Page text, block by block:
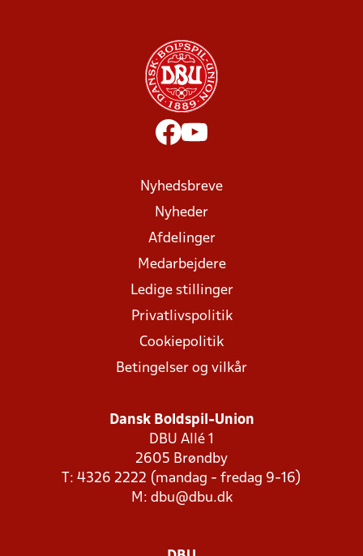
Nyhedsbreve
Nyheder
Afdelinger
Medarbejdere
Ledige stillinger
Privatlivspolitik
Cookiepolitik
Betingelser og vilkår
Dansk Boldspil-Union
DBU Allé 1
2605 Brøndby
T: 4326 2222 (mandag - fredag 9-16)
M: dbu@dbu.dk